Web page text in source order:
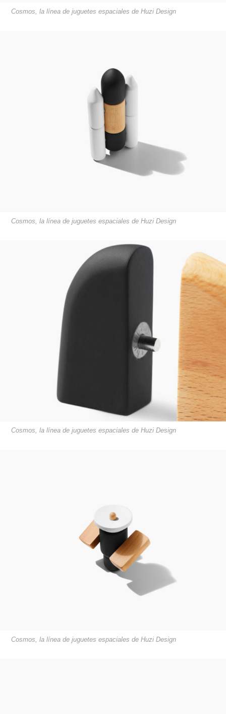
Cosmos, la línea de juguetes espaciales de Huzi Design
Cosmos, la línea de juguetes espaciales de Huzi Design
Cosmos, la línea de juguetes espaciales de Huzi Design
Cosmos, la línea de juguetes espaciales de Huzi Design